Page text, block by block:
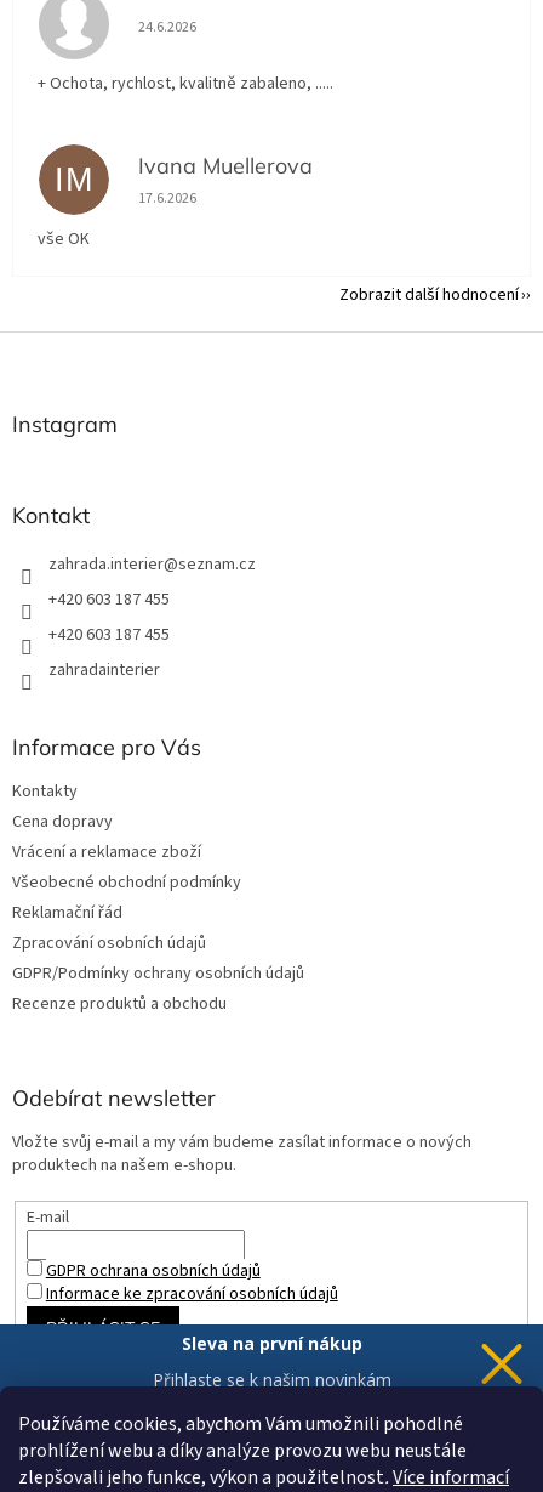
Používáme cookies, abychom Vám umožnili pohodlné
prohlížení webu a díky analýze provozu webu neustále
zlepšovali jeho funkce, výkon a použitelnost.Více informací
Hodnocení obchodu je 5 z 5 hvězdiček.
24.6.2026
+ Ochota, rychlost, kvalitně zabaleno, .....
IM Ivana Muellerova
Hodnocení obchodu je 5 z 5 hvězdiček.
17.6.2026
vše OK
Zobrazit další hodnocení
Z
Instagram
Kontakt
zahrada.interier@seznam.cz
+420 603 187 455
+420 603 187 455
zahradainterier
Informace pro Vás
Kontakty
Cena dopravy
Vrácení a reklamace zboží
Všeobecné obchodní podmínky
Reklamační řád
Zpracování osobních údajů
GDPR/Podmínky ochrany osobních údajů
Recenze produktů a obchodu
Odebírat newsletter
Vložte svůj e-mail a my vám budeme zasílat informace o nových
produktech na našem e-shopu.
E-mail
GDPR ochrana osobních údajů
Informace ke zpracování osobních údajů
PŘIHLÁSIT SE
Sleva na první nákup
Přihlaste se k našim novinkám